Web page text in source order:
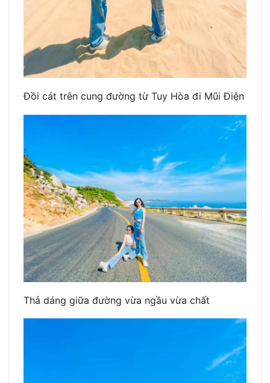
Đồi cát trên cung đường từ Tuy Hòa đi Mũi Điện
Thả dáng giữa đường vừa ngầu vừa chất